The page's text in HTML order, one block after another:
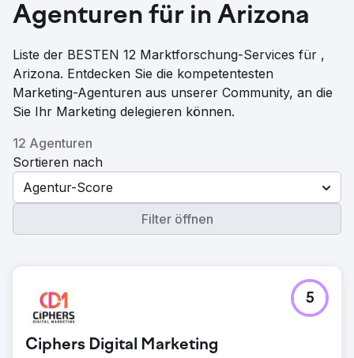
Agenturen für in Arizona
Liste der BESTEN 12 Marktforschung-Services für ,
Arizona. Entdecken Sie die kompetentesten
Marketing-Agenturen aus unserer Community, an die
Sie Ihr Marketing delegieren können.
12 Agenturen
Sortieren nach
Agentur-Score
Filter öffnen
Ciphers Digital Marketing
5